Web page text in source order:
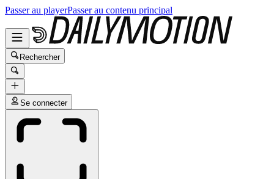
Passer au playerPasser au contenu principal
Rechercher
Se connecter